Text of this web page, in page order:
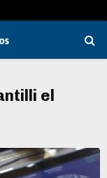
el